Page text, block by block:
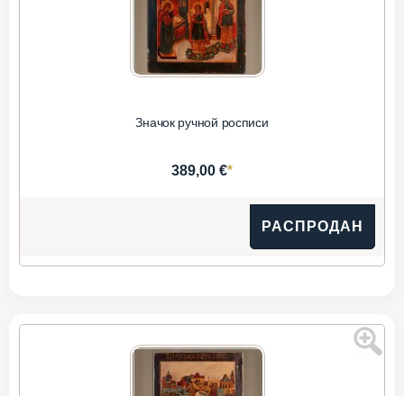
Значок ручной росписи
389,00 €*
РАСПРОДАН